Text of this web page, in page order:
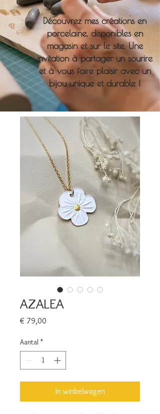
Découvrez mes créations en
porcelaine, disponibles en
magasin et sur le site. Une
invitation à partager un sourire
et à vous faire plaisir avec un
bijou unique et durable !
AZALEA
€ 79,00
Aantal *
In winkelwagen